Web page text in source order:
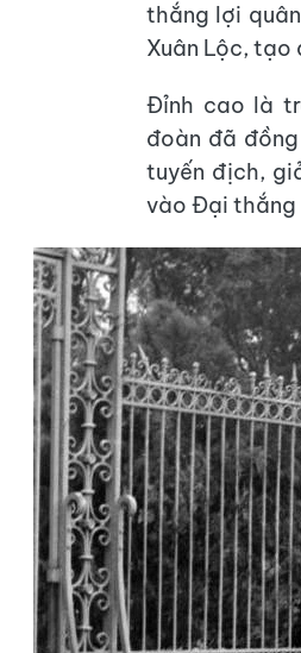
thắng lợi
Xuân Lộc, tạo
Đỉnh cao là
đoàn đã
tuyến địch,
vào Đại thắng